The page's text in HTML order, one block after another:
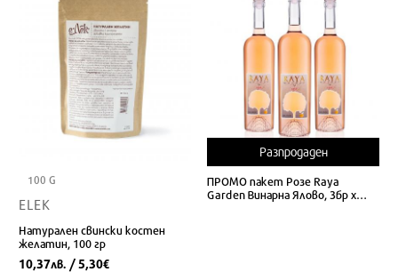
100 G
ELEK
Натурален свински костен
желатин, 100 гр
10,37лв. / 5,30€
Разпродаден
ПРОМО пакет Розе Raya
Garden Винарна Ялово, 3бр х